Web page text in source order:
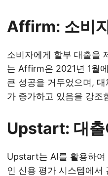
Affirm: 소비
소비자에게 할부 대출을
는 Affirm은 2021년 1월
큰 성공을 거두었으며,
가 증가하고 있음을 강조
Upstart: 대출
Upstart는 AI를 활용하여
인 신용 평가 시스템에서